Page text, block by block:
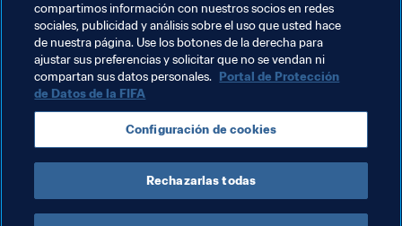
Iniciativas educativas
TÉRMINOS DE SERVICIO
PORTAL DE PROTECCIÓN DE DATOS DE LA FIFA
DESCÁRGALO
CONFIGURACIÓN DE COOKIES
Copyright © 1994 - 2025 FIFA. Reservados todos los derechos.
compartimos información con nuestros socios en redes
sociales, publicidad y análisis sobre el uso que usted hace
de nuestra página. Use los botones de la derecha para
ajustar sus preferencias y solicitar que no se vendan ni
compartan sus datos personales. Portal de Protección
de Datos de la FIFA
Configuración de cookies
Rechazarlas todas